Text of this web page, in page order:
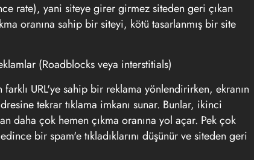
rate), yani siteye girer girmez siteden geri çıkan
oranına sahip bir siteyi, kötü tasarlanmış bir site
(Roadblocksveya interstitials)
URL'ye sahip bir reklama yönlendirirken, ekranın
tekrar tıklama imkanı sunar. Bunlar, ikinci
daha çok hemen çıkma oranına yol açar. Pek çok
bir spam'e tıkladıklarını düşünür ve siteden geri